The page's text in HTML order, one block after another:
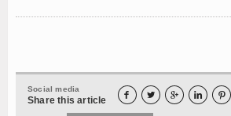
Social media
Share this article     